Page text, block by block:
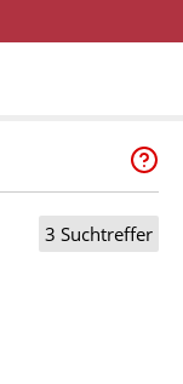
3 Suchtreffer